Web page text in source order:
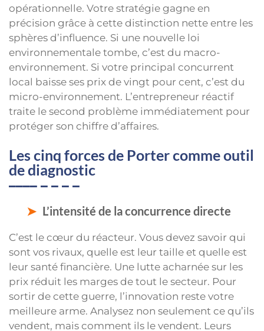
opérationnelle. Votre stratégie gagne en
précision grâce à cette distinction nette entre les
sphères d’influence. Si une nouvelle loi
environnementale tombe, c’est du macro-
environnement. Si votre principal concurrent
local baisse ses prix de vingt pour cent, c’est du
micro-environnement. L’entrepreneur réactif
traite le second problème immédiatement pour
protéger son chiffre d’affaires.
Les cinq forces de Porter comme outil
de diagnostic
L’intensité de la concurrence directe
C’est le cœur du réacteur. Vous devez savoir qui
sont vos rivaux, quelle est leur taille et quelle est
leur santé financière. Une lutte acharnée sur les
prix réduit les marges de tout le secteur. Pour
sortir de cette guerre, l’innovation reste votre
meilleure arme. Analysez non seulement ce qu’ils
vendent, mais comment ils le vendent. Leurs